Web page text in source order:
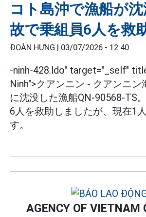
コト島沖で漁船が
故で乗組員6人を救
ĐOÀN HƯNG | 03/07/2026 - 12:40
-ninh-428.ldo" target="_self"
Ninh">クアンニン - クアンニン
に沈没した漁船QN-90568-TS
6人を救助しましたが、現在1
す。
AGENCY OF VIETNAM